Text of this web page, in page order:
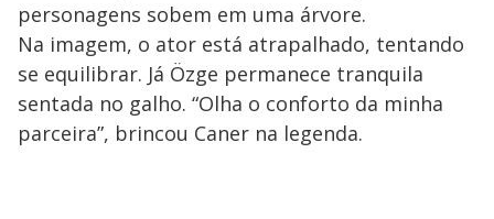
personagens sobem em uma árvore.
Na imagem, o ator está atrapalhado, tentando
se equilibrar. Já Özge permanece tranquila
sentada no galho. “Olha o conforto da minha
parceira”, brincou Caner na legenda.